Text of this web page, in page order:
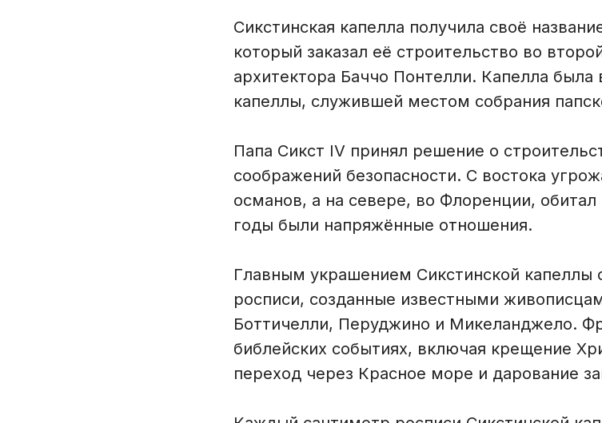
Сикстинская капелла получила своё
который заказал её строительство во
архитектора Баччо Понтелли. Капелла
капеллы, служившей местом собрания
Папа Сикст IV принял решение о
соображений безопасности. С востока
османов, а на севере, во Флоренции,
годы были напряжённые отношения.
Главным украшением Сикстинской капеллы
росписи, созданные известными
Боттичелли, Перуджино и Микеланджело.
библейских событиях, включая крещение
переход через Красное море и дарование